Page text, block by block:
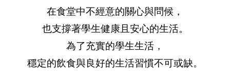
在食堂中不經意的關心與問候，
也支撐著學生健康且安心的生活。
為了充實的學生生活，
穩定的飲食與良好的生活習慣不可或缺。